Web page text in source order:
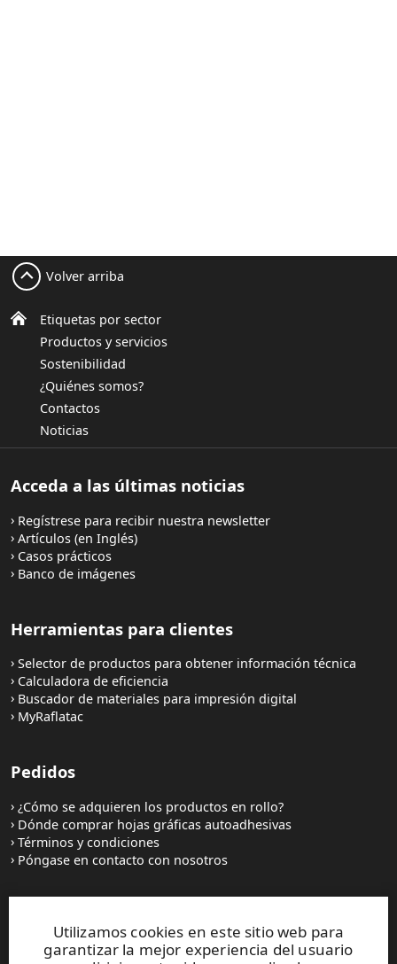
Utilizamos cookies en este sitio web para
garantizar la mejor experiencia del usuario
Etiquetas por sector
Productos y servicios
Sostenibilidad
¿Quiénes somos?
Contactos
Noticias
Volver arriba
Acceda a las últimas noticias
Regístrese para recibir nuestra newsletter
Artículos (en Inglés)
Casos prácticos
Banco de imágenes
Herramientas para clientes
Selector de productos para obtener información técnica
Calculadora de eficiencia
Buscador de materiales para impresión digital
MyRaflatac
Pedidos
¿Cómo se adquieren los productos en rollo?
Dónde comprar hojas gráficas autoadhesivas
Términos y condiciones
Póngase en contacto con nosotros
UPM Raflatac Graphics Solutions